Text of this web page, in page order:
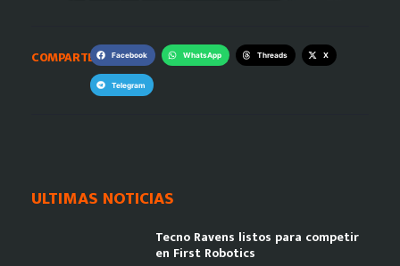
COMPARTE: Facebook WhatsApp Threads X
Telegram
ULTIMAS NOTICIAS
Tecno Ravens listos para competir
en First Robotics